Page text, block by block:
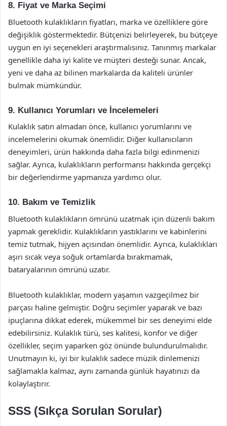
8. Fiyat ve Marka Seçimi
Bluetooth kulaklıkların fiyatları, marka ve özelliklere göre
değişiklik göstermektedir. Bütçenizi belirleyerek, bu bütçeye
uygun en iyi seçenekleri araştırmalısınız. Tanınmış markalar
genellikle daha iyi kalite ve müşteri desteği sunar. Ancak,
yeni ve daha az bilinen markalarda da kaliteli ürünler
bulmak mümkündür.
9. Kullanıcı Yorumları ve İncelemeleri
Kulaklık satın almadan önce, kullanıcı yorumlarını ve
incelemelerini okumak önemlidir. Diğer kullanıcıların
deneyimleri, ürün hakkında daha fazla bilgi edinmenizi
sağlar. Ayrıca, kulaklıkların performansı hakkında gerçekçi
bir değerlendirme yapmanıza yardımcı olur.
10. Bakım ve Temizlik
Bluetooth kulaklıkların ömrünü uzatmak için düzenli bakım
yapmak gereklidir. Kulaklıkların yastıklarını ve kabinlerini
temiz tutmak, hijyen açısından önemlidir. Ayrıca, kulaklıkları
aşırı sıcak veya soğuk ortamlarda bırakmamak,
bataryalarının ömrünü uzatır.
Bluetooth kulaklıklar, modern yaşamın vazgeçilmez bir
parçası haline gelmiştir. Doğru seçimler yaparak ve bazı
ipuçlarına dikkat ederek, mükemmel bir ses deneyimi elde
edebilirsiniz. Kulaklık türü, ses kalitesi, konfor ve diğer
özellikler, seçim yaparken göz önünde bulundurulmalıdır.
Unutmayın ki, iyi bir kulaklık sadece müzik dinlemenizi
sağlamakla kalmaz, aynı zamanda günlük hayatınızı da
kolaylaştırır.
SSS (Sıkça Sorulan Sorular)